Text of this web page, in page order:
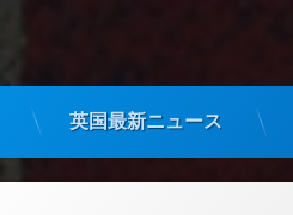
英国最新ニュース